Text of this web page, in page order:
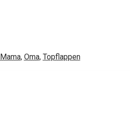
Mama, Oma, Topflappen